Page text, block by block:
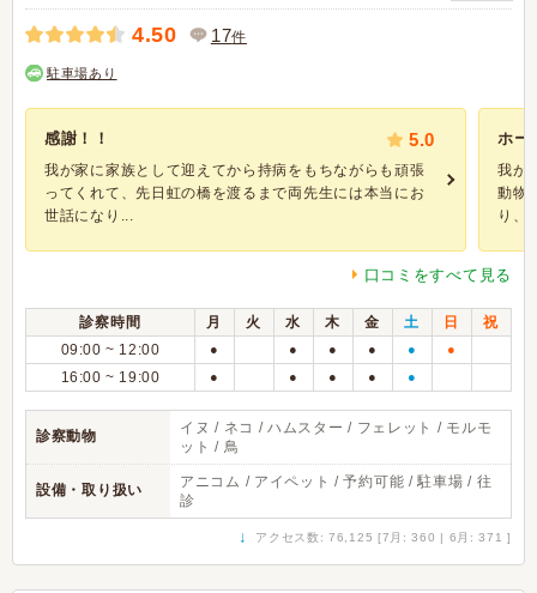
4.50 17件
駐車場あり
感謝！！ 5.0
我が家に家族として迎えてから持病をもちながらも頑張
ってくれて、先日虹の橋を渡るまで両先生には本当にお
世話になり...
ホー
我が
動物
り、
口コミをすべて見る
診察時間 月 火 水 木 金 土 日
祝
09:00 ~ 12:00
● ● ● ● ● ●
16:00 ~ 19:00 ● ● ● ● ●
診察動物
イヌ / ネコ / ハムスター / フェレット / モルモ
ット / 鳥
設備・取り扱い
アニコム / アイペット / 予約可能 / 駐車場 / 往
診
↓ アクセス数: 76,125 [7月: 360 | 6月: 371 ]